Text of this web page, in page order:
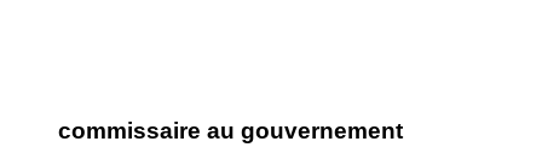
commissaire au gouvernement